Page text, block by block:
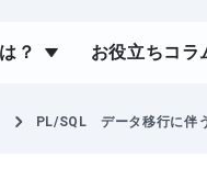
？ お役立ちコラ
PL/SQL データ移行に伴